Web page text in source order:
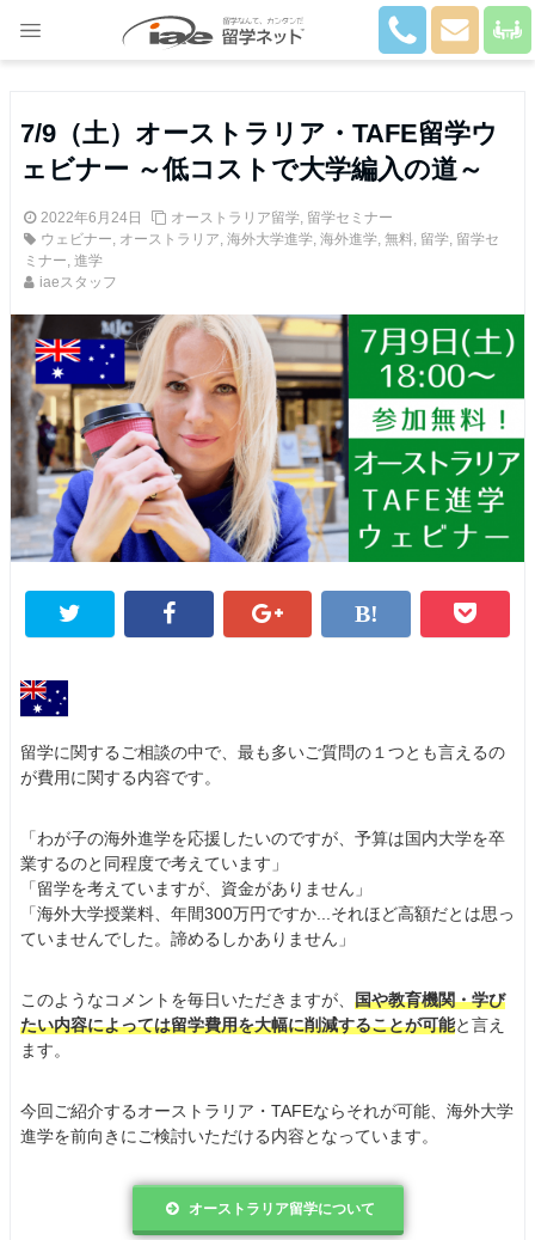
7/9（土）オーストラリア・TAFE留学ウ
ェビナー ～低コストで大学編入の道～
2022年6月24日 オーストラリア留学, 留学セミナー
ウェビナー, オーストラリア, 海外大学進学, 海外進学, 無料, 留学, 留学セ
ミナー, 進学
iaeスタッフ
留学に関するご相談の中で、最も多いご質問の１つとも言えるの
が費用に関する内容です。
「わが子の海外進学を応援したいのですが、予算は国内大学を卒
業するのと同程度で考えています」
「留学を考えていますが、資金がありません」
「海外大学授業料、年間300万円ですか...それほど高額だとは思っ
ていませんでした。諦めるしかありません」
このようなコメントを毎日いただきますが、 国や教育機関・学び
たい内容によっては留学費用を大幅に削減することが可能と言え
ます。
今回ご紹介するオーストラリア・TAFEならそれが可能、海外大学
進学を前向きにご検討いただける内容となっています。
オーストラリア留学について